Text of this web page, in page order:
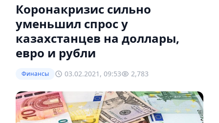
Коронакризис сильно
уменьшил спрос у
казахстанцев на доллары,
евро и рубли
Финансы 03.02.2021, 09:53 2,783